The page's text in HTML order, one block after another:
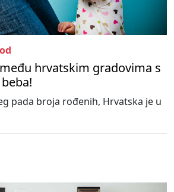
hrvatskim gradovima s
pada broja rođenih, Hrvatska je u